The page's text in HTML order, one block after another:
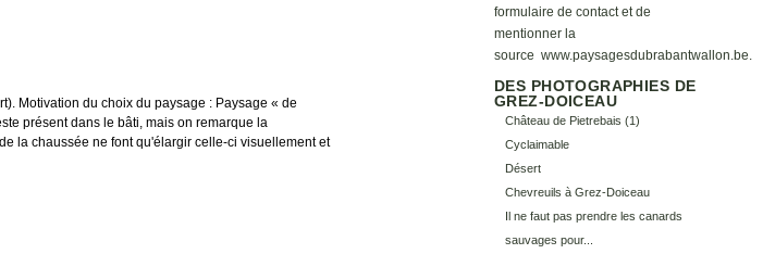
Motivation du choix du paysage : Paysage « de
présent dans le bâti, mais on remarque la
la chaussée ne font qu'élargir celle-ci visuellement et
formulaire de contactet de
mentionner la
source www.paysagesdubrabantwallon.be.
DES PHOTOGRAPHIES DE
GREZ-DOICEAU
Château de Pietrebais (1)
Cyclaimable
Désert
Chevreuils à Grez-Doiceau
Il ne faut pas prendre les canards
sauvages pour...